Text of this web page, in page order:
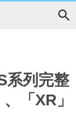
系列完整
「XR」